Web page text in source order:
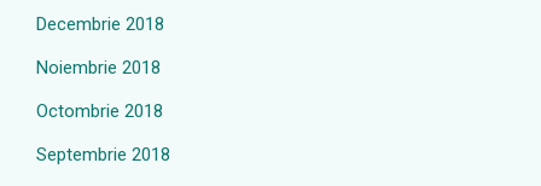
Decembrie 2018
Noiembrie 2018
Octombrie 2018
Septembrie 2018